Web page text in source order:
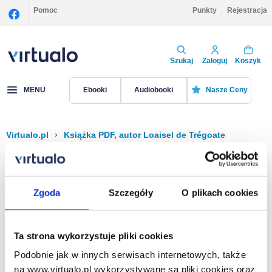
Zgoda Szczegóły O plikach cookies
Ta strona wykorzystuje pliki cookies
Podobnie jak w innych serwisach internetowych, także
na www.virtualo.pl wykorzystywane są pliki cookies oraz
Pomoc Punkty Rejestracja
Szukaj Zaloguj Koszyk
MENU Ebooki Audiobooki Nasze Ceny
Virtualo.pl › Książka PDF, autor Loaisel de Trégoate
Filtruj Sortuj
Na stronie